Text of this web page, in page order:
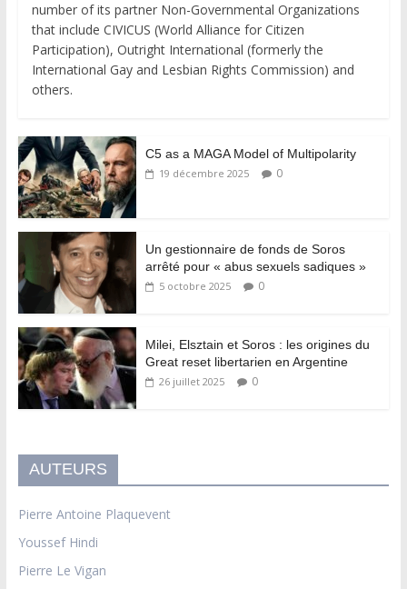
number of its partner Non-Governmental Organizations
that include CIVICUS (World Alliance for Citizen
Participation), Outright International (formerly the
International Gay and Lesbian Rights Commission) and
others.
C5 as a MAGA Model of Multipolarity
19 décembre 2025 0
Un gestionnaire de fonds de Soros
arrêté pour « abus sexuels sadiques »
5 octobre 2025 0
Milei, Elsztain et Soros : les origines du
Great reset libertarien en Argentine
26 juillet 2025 0
AUTEURS
Pierre Antoine Plaquevent
Youssef Hindi
Pierre Le Vigan